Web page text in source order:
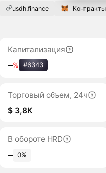
usdh.finance Контракты
Капитализация
‒% #6343
Торговый объем, 24ч
$ 3,8K
В обороте HRD
‒ 0%